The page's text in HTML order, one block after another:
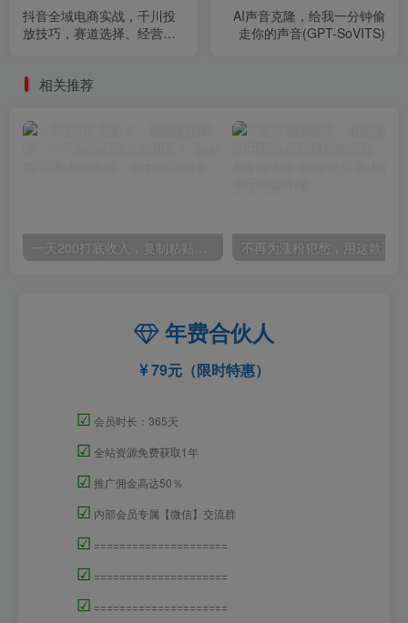
抖音全域电商实战，千川投
放技巧，赛道选择、经营策
AI声音克隆，给我一分钟偷
走你的声音(GPT-SoVITS)
相关推荐
一天200打底收入，复制粘贴即可，一个适合任何人的项目！
年费合伙人
79元（限时特惠）
☑ 会员时长：365天
☑ 全站资源免费获取1年
☑ 推广佣金高达50％
☑ 内部会员专属【微信】交流群
☑ =====================
☑ =====================
☑ =====================